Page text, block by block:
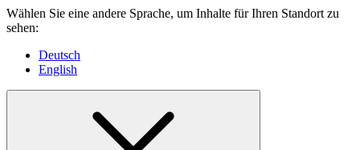
Wählen Sie eine andere Sprache, um Inhalte für Ihren Standort zu
sehen:
Deutsch
English